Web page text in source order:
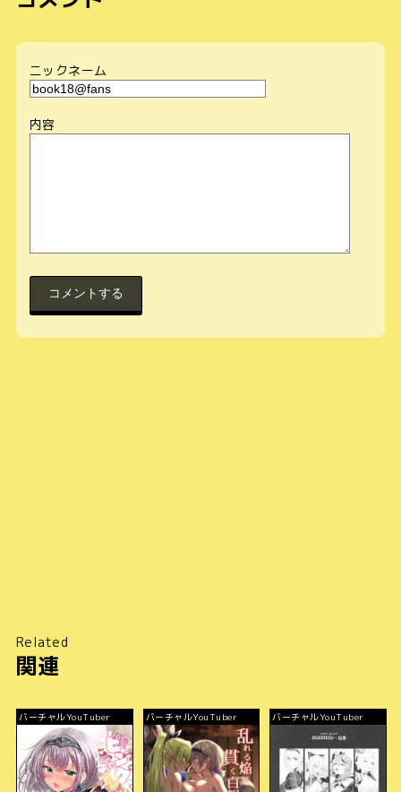
Related
関連
バーチャルYouTuber バーチャルYouTuber バーチャルYouTuber